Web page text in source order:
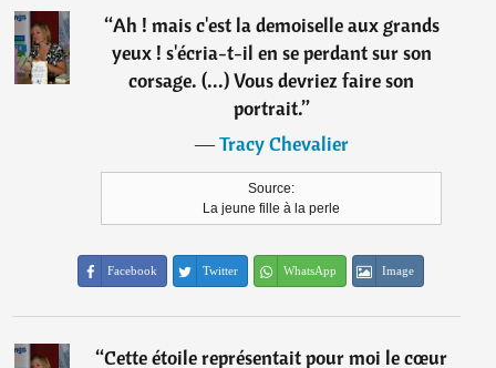
“Ah ! mais c'est la demoiselle aux grands
yeux ! s'écria-t-il en se perdant sur son
corsage. (...) Vous devriez faire son
portrait.”
―Tracy Chevalier
Source:
La jeune fille à la perle
Facebook Twitter WhatsApp Image
“Cette étoile représentait pour moi le cœur